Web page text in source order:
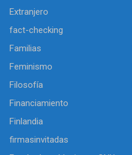
Extranjero
fact-checking
Familias
Feminismo
Filosofía
Financiamiento
Finlandia
firmasinvitadas